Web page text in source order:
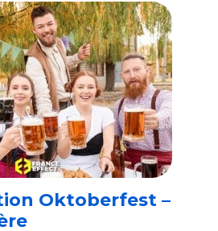
Oktoberfest –